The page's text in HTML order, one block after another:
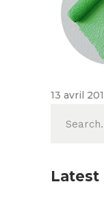
13 avril
for:
Latest